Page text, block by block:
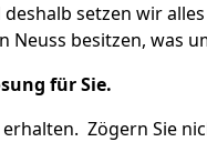
setzen wir
Neuss besitzen, was
für Sie.
Zögern Sie